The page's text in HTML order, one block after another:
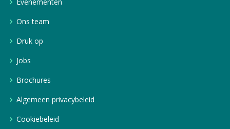
Ons team
Druk op
Jobs
Brochures
Algemeen privacybeleid
Cookiebeleid